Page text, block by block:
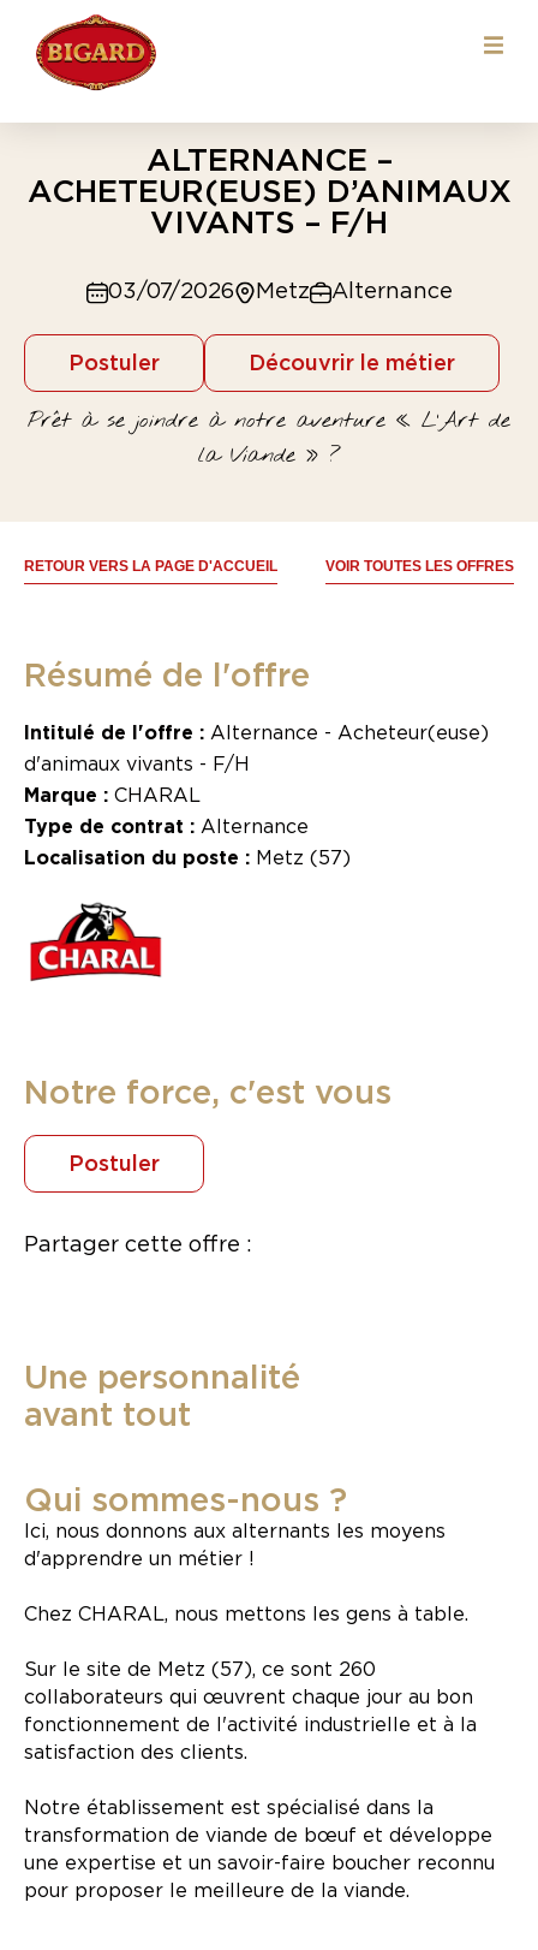
ALTERNANCE –
ACHETEUR(EUSE) D’ANIMAUX
VIVANTS – F/H
03/07/2026 Metz Alternance
Postuler Découvrir le métier
Prêt à se joindre à notre aventure « L’Art de
la Viande » ?
RETOUR VERS LA PAGE D'ACCUEIL VOIR TOUTES LES OFFRES
Qui sommes-nous ?
Ici, nous donnons aux alternants les moyens
d'apprendre un métier !
Chez CHARAL, nous mettons les gens à table.
Sur le site de Metz (57), ce sont 260
collaborateurs qui œuvrent chaque jour au bon
fonctionnement de l'activité industrielle et à la
satisfaction des clients.
Notre établissement est spécialisé dans la
transformation de viande de bœuf et développe
une expertise et un savoir-faire boucher reconnu
pour proposer le meilleure de la viande.
Résumé de l'offre
Intitulé de l'offre : Alternance - Acheteur(euse)
d'animaux vivants - F/H
Marque : CHARAL
Type de contrat : Alternance
Localisation du poste : Metz (57)
Notre force, c'est vous
Postuler
Partager cette offre :
Une personnalité
avant tout